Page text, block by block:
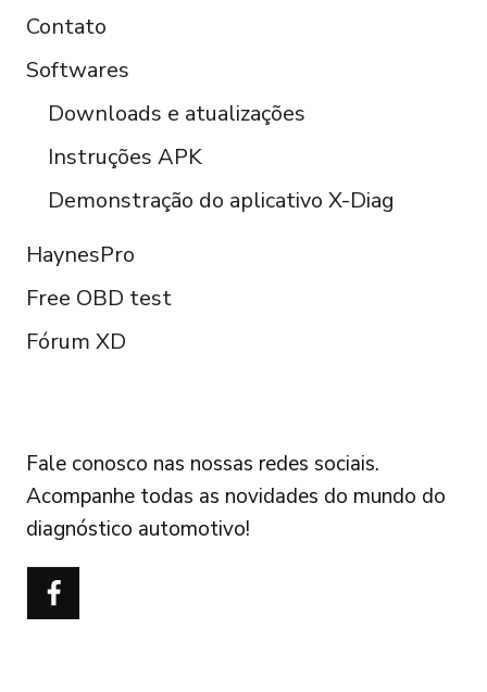
Contato
Softwares
Downloads e atualizações
Instruções APK
Demonstração do aplicativo X-Diag
HaynesPro
Free OBD test
Fórum XD
Fale conosco nas nossas redes sociais.
Acompanhe todas as novidades do mundo do
diagnóstico automotivo!